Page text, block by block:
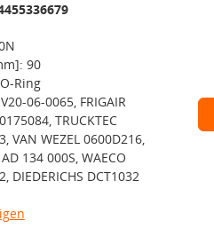
90
Ring
06-0065, FRIGAIR
TRUCKTEC
VAN WEZEL 0600D216,
134 000S, WAECO
DIEDERICHS DCT1032